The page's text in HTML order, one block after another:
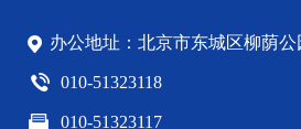
办公地址：北京市东城区柳荫公
010-51323118
010-51323117